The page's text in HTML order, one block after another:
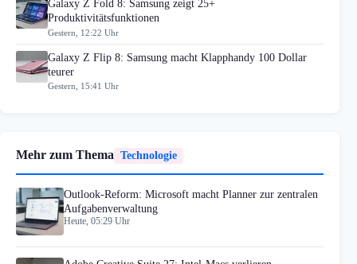
Galaxy Z Fold 8: Samsung zeigt 25+
Produktivitätsfunktionen
Gestern, 12:22 Uhr
Galaxy Z Flip 8: Samsung macht Klapphandy 100 Dollar
teurer
Gestern, 15:41 Uhr
Mehr zum Thema Technologie
Outlook-Reform: Microsoft macht Planner zur zentralen
Aufgabenverwaltung
Heute, 05:29 Uhr